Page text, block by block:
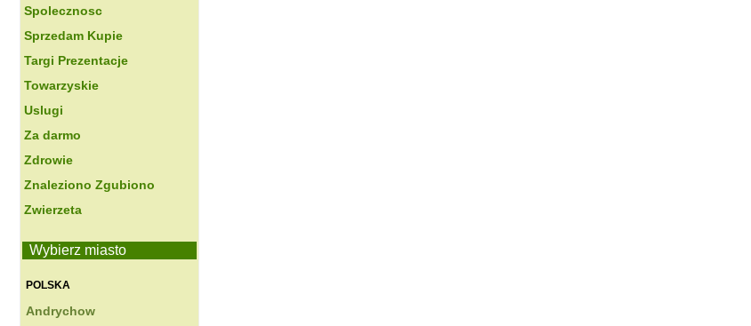
Spolecznosc
Sprzedam Kupie
Targi Prezentacje
Towarzyskie
Uslugi
Za darmo
Zdrowie
Znaleziono Zgubiono
Zwierzeta
Wybierz miasto
POLSKA
Andrychow